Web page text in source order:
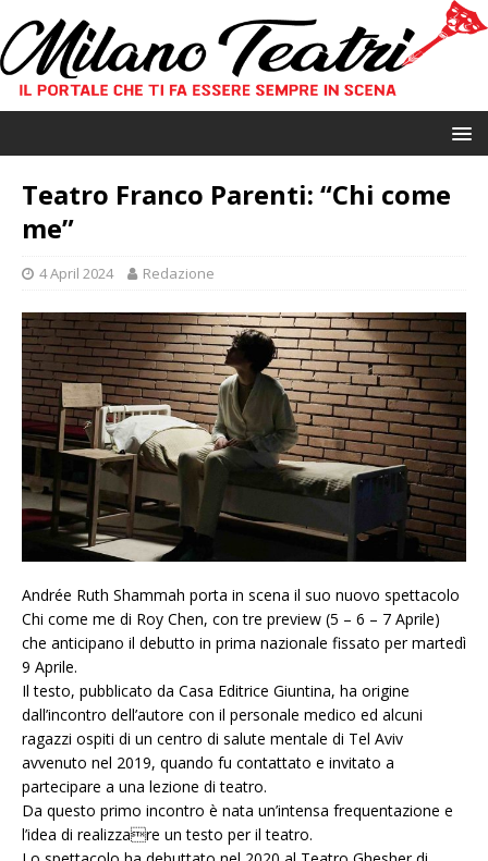
Teatro Franco Parenti: “Chi come
me”
4 April 2024 Redazione
Andrée Ruth Shammah porta in scena il suo nuovo spettacolo
Chi come me di Roy Chen, con tre preview (5 – 6 – 7 Aprile)
che anticipano il debutto in prima nazionale fissato per martedì
9 Aprile.
Il testo, pubblicato da Casa Editrice Giuntina, ha origine
dall’incontro dell’autore con il personale medico ed alcuni
ragazzi ospiti di un centro di salute mentale di Tel Aviv
avvenuto nel 2019, quando fu contattato e invitato a
partecipare a una lezione di teatro.
Da questo primo incontro è nata un’intensa frequentazione e
l’idea di realizzare un testo per il teatro.